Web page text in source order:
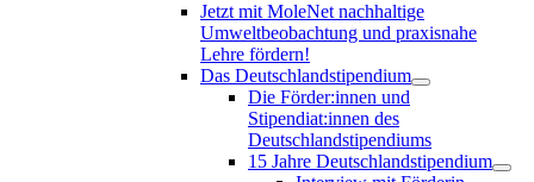
Jetzt mit MoleNet nachhaltige
Umweltbeobachtung und praxisnahe
Lehre fördern!
Das Deutschlandstipendium
Die Förder:innen und
Stipendiat:innen des
Deutschlandstipendiums
15 Jahre Deutschlandstipendium